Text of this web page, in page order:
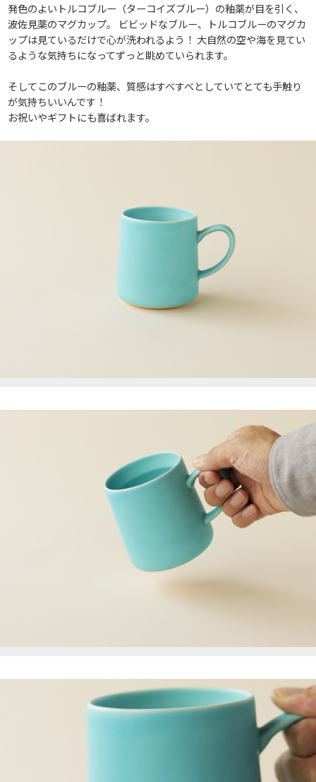
発色のよいトルコブルー（ターコイズブルー）の釉薬が目を引く、
波佐見薬のマグカップ。 ビビッドなブルー、トルコブルーのマグカ
ップは見ているだけで心が洗われるよう！ 大自然の空や海を見てい
るような気持ちになってずっと眺めていられます。
そしてこのブルーの釉薬、質感はすべすべとしていてとても手触り
が気持ちいいんです！
お祝いやギフトにも喜ばれます。